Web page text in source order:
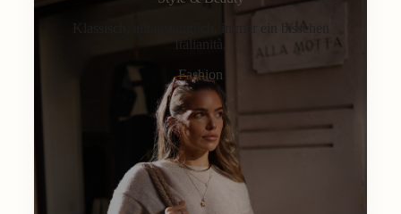
Klassisch, alltagstauglich, immer ein bisschen
Italianità.
Fashion